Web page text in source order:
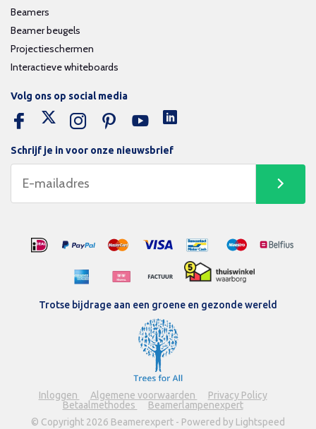
Beamers
Beamer beugels
Projectieschermen
Interactieve whiteboards
Schrijf je in voor onze nieuwsbrief
Volg ons op social media
Trotse bijdrage aan een groene en gezonde wereld
Inloggen Algemene voorwaarden
Privacy Policy
Betaalmethodes
Beamerlampenexpert
© Copyright 2026 Beamerexpert - Powered by Lightspeed